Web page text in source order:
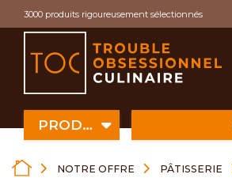
3000 produits rigoureusement sélectionnés
PRODUITS
NOTRE OFFRE PÂTISSERIE